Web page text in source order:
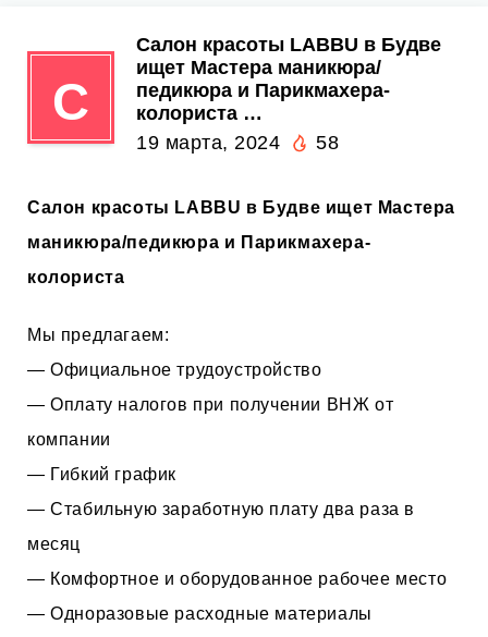
С
Салон красоты LABBU в Будве
ищет Мастера маникюра/
педикюра и Парикмахера-
колориста …
19 марта, 2024
58
Салон красоты LABBU в Будве ищет Мастера
маникюра/педикюра и Парикмахера-
колориста
Мы предлагаем:
— Официальное трудоустройство
— Оплату налогов при получении ВНЖ от
компании
— Гибкий график
— Стабильную заработную плату два раза в
месяц
— Комфортное и оборудованное рабочее место
— Одноразовые расходные материалы